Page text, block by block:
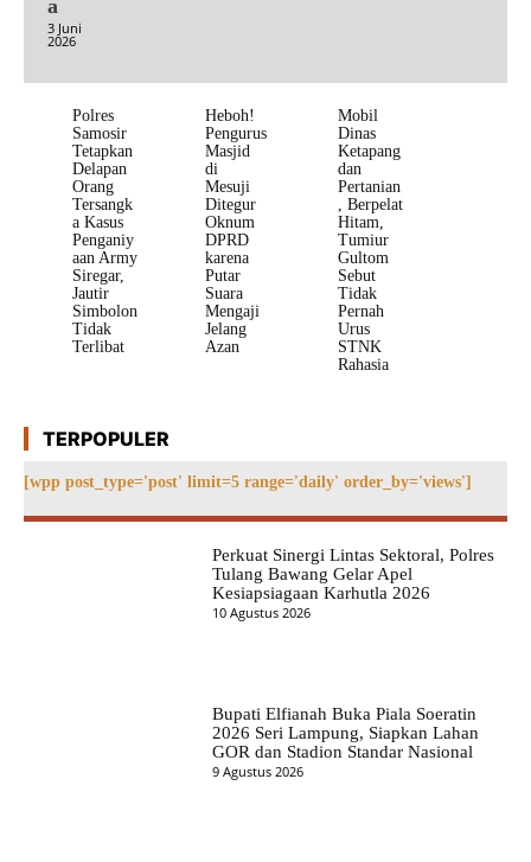
a
3 Juni
2026
Polres
Samosir
Tetapkan
Delapan
Orang
Tersangk
a Kasus
Penganiy
aan Army
Siregar,
Jautir
Simbolon
Tidak
Terlibat
Heboh!
Pengurus
Masjid
di
Mesuji
Ditegur
Oknum
DPRD
karena
Putar
Suara
Mengaji
Jelang
Azan
Mobil
Dinas
Ketapang
dan
Pertanian
, Berpelat
Hitam,
Tumiur
Gultom
Sebut
Tidak
Pernah
Urus
STNK
Rahasia
TERPOPULER
[wpp post_type='post' limit=5 range='daily' order_by='views']
Perkuat Sinergi Lintas Sektoral, Polres
Tulang Bawang Gelar Apel
Kesiapsiagaan Karhutla 2026
10 Agustus 2026
Bupati Elfianah Buka Piala Soeratin
2026 Seri Lampung, Siapkan Lahan
GOR dan Stadion Standar Nasional
9 Agustus 2026